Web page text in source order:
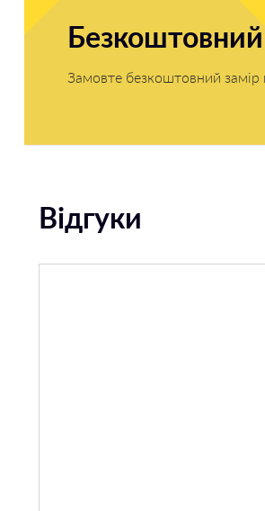
Безкоштовний
Замовте безкоштовний замір
Відгуки